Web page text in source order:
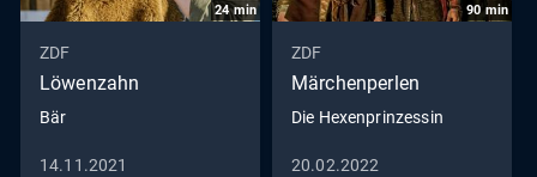
24min
ZDF
Löwenzahn
Bär
14.11.2021
90 min
ZDF
Märchenperlen
Die Hexenprinzessin
20.02.2022